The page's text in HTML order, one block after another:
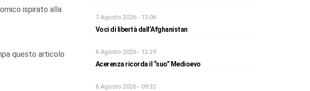
ispirato alla
questo articolo
7 Agosto 2026 - 13:06
Voci di libertà dall’Afghanistan
6 Agosto 2026 - 12:29
Acerenza ricorda il “suo” Medioevo
6 Agosto 2026 - 09:32